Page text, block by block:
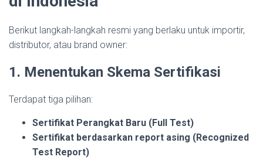
Berikut langkah-langkah resmi yang berlaku untuk importir,
distributor, atau brand owner:
1. Menentukan Skema Sertifikasi
Terdapat tiga pilihan:
Sertifikat Perangkat Baru (Full Test)
Sertifikat berdasarkan report asing (Recognized
Test Report)